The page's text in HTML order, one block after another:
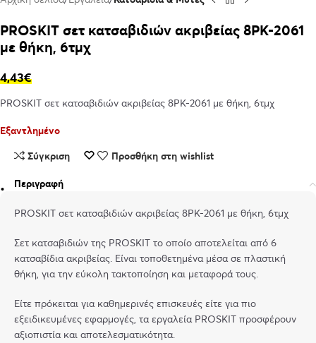
PROSKIT σετ κατσαβιδιών ακριβείας 8PK-2061
με θήκη, 6τμχ
4,43€
PROSKIT σετ κατσαβιδιών ακριβείας 8PK-2061 με θήκη, 6τμχ
Εξαντλημένο
Σύγκριση
Προσθήκη στη wishlist
Περιγραφή
PROSKIT σετ κατσαβιδιών ακριβείας 8PK-2061 με θήκη, 6τμχ
Σετ κατσαβιδιών της PROSKIT το οποίο αποτελείται από 6
κατσαβίδια ακριβείας. Είναι τοποθετημένα μέσα σε πλαστική
θήκη, για την εύκολη τακτοποίηση και μεταφορά τους.
Είτε πρόκειται για καθημερινές επισκευές είτε για πιο
εξειδικευμένες εφαρμογές, τα εργαλεία PROSKIT προσφέρουν
αξιοπιστία και αποτελεσματικότητα.